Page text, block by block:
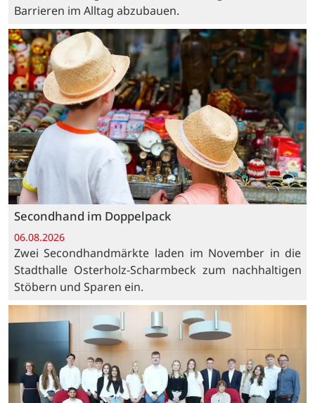
Barrieren im Alltag abzubauen.
Secondhand im Doppelpack
06.08.2026
Zwei Secondhandmärkte laden im November in die
Stadthalle Osterholz-Scharmbeck zum nachhaltigen
Stöbern und Sparen ein.